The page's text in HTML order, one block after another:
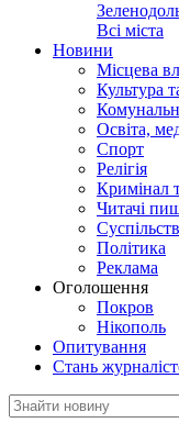
Всі міста
Новини
Місцева
Культура
Освіта,
Спорт
Релігія
Кримінал
Читачі
Політика
Реклама
Оголошення
Покров
Нікополь
Опитування
Стань